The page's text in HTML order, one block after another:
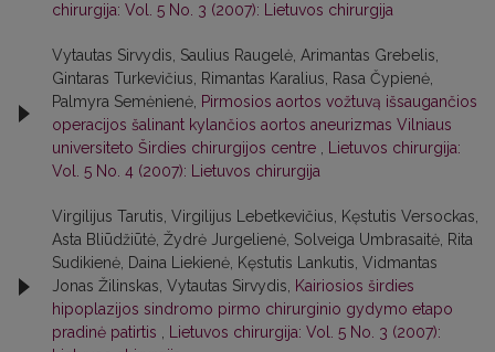
chirurgija: Vol. 5 No. 3 (2007): Lietuvos chirurgija
Vytautas Sirvydis, Saulius Raugelė, Arimantas Grebelis,
Gintaras Turkevičius, Rimantas Karalius, Rasa Čypienė,
Palmyra Semėnienė, Pirmosios aortos vožtuvą išsaugančios
operacijos šalinant kylančios aortos aneurizmas Vilniaus
universiteto Širdies chirurgijos centre
Lietuvos chirurgija:
Vol. 5 No. 4 (2007): Lietuvos chirurgija
Virgilijus Tarutis, Virgilijus Lebetkevičius, Kęstutis Versockas,
Asta Bliūdžiūtė, Žydrė Jurgelienė, Solveiga Umbrasaitė, Rita
Sudikienė, Daina Liekienė, Kęstutis Lankutis, Vidmantas
Jonas Žilinskas, Vytautas Sirvydis,
Kairiosios širdies
hipoplazijos sindromo pirmo chirurginio gydymo etapo
pradinė patirtis
Lietuvos chirurgija: Vol. 5 No. 3 (2007):